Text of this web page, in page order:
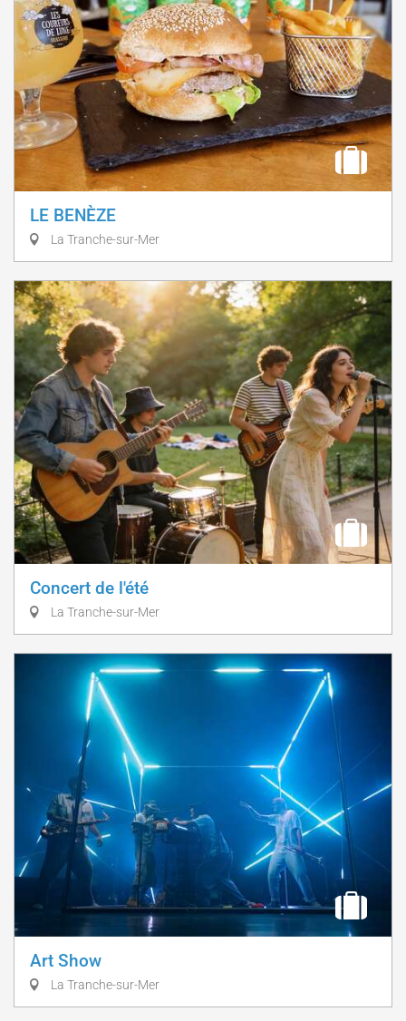
LE BENÈZE
La Tranche-sur-Mer
Concert de l'été
La Tranche-sur-Mer
Art Show
La Tranche-sur-Mer